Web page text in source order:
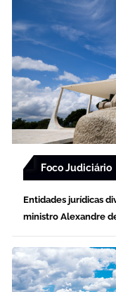
Foco Judiciário
Entidades jurídicas
ministro Alexandre